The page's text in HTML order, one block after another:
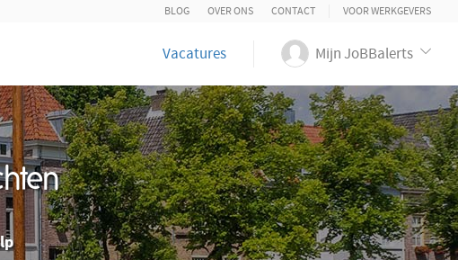
BLOG OVER ONS CONTACT VOOR WERKGEVERS
Vacatures Mijn JoBBalerts